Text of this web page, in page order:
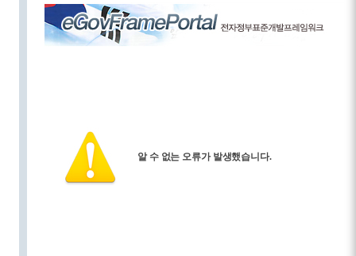
알 수 없는 오류가 발생했습니다.